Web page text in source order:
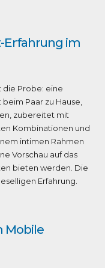
Erfahrung im
die Probe: eine
Paar zu Hause,
zubereitet mit
Kombinationen und
intimen Rahmen
Vorschau auf das
bieten werden. Die
Erfahrung.
Mobile